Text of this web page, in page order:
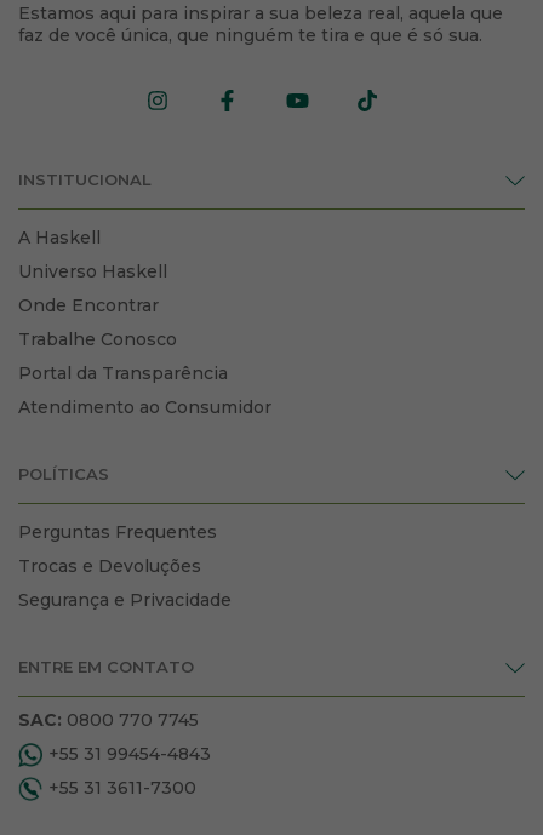
Estamos aqui para inspirar a sua beleza real, aquela que
faz de você única, que ninguém te tira e que é só sua.
INSTITUCIONAL
A Haskell
Universo Haskell
Onde Encontrar
Trabalhe Conosco
Portal da Transparência
Atendimento ao Consumidor
POLÍTICAS
Perguntas Frequentes
Trocas e Devoluções
Segurança e Privacidade
ENTRE EM CONTATO
SAC: 0800 770 7745
+55 31 99454-4843
+55 31 3611-7300